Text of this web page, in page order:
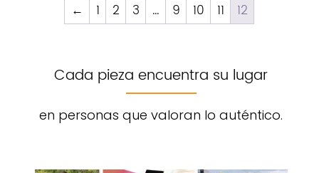
← 1 2 3 … 9 10 11 12
Cada pieza encuentra su lugar
en personas que valoran lo auténtico.